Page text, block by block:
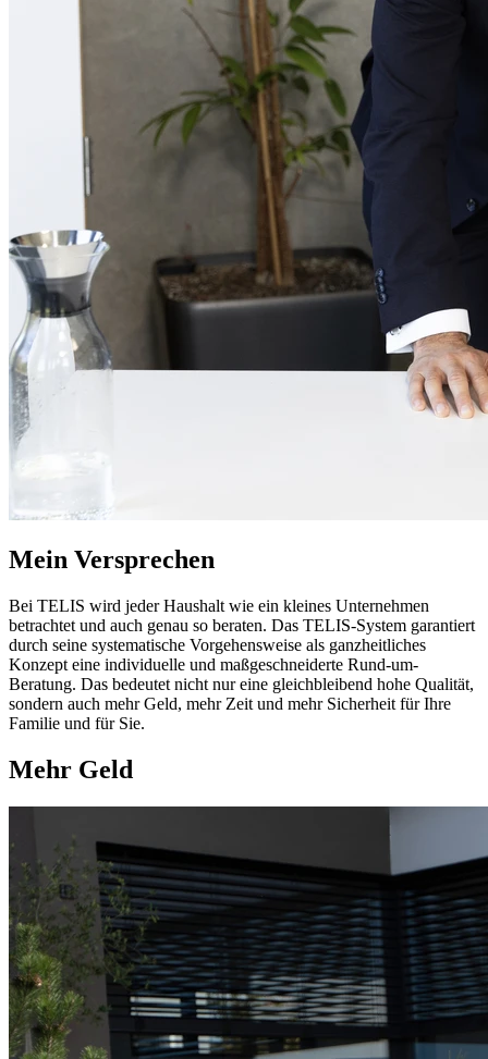
Mein Versprechen
Bei TELIS wird jeder Haushalt wie ein kleines Unternehmen
betrachtet und auch genau so beraten. Das TELIS-System garantiert
durch seine systematische Vorgehensweise als ganzheitliches
Konzept eine individuelle und maßgeschneiderte Rund-um-
Beratung. Das bedeutet nicht nur eine gleichbleibend hohe Qualität,
sondern auch mehr Geld, mehr Zeit und mehr Sicherheit für Ihre
Familie und für Sie.
Mehr Geld